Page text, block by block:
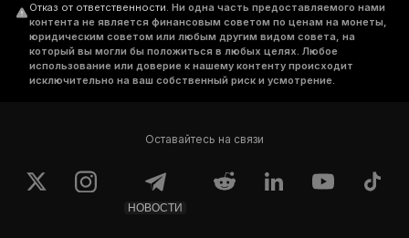
Отказ от ответственности. Ни одна часть предоставляемого нами
контента не является финансовым советом по ценам на монеты,
юридическим советом или любым другим видом совета, на
который вы могли бы положиться в любых целях. Любое
использование или доверие к нашему контенту происходит
исключительно на ваш собственный риск и усмотрение.
Оставайтесь на связи
НОВОСТИ